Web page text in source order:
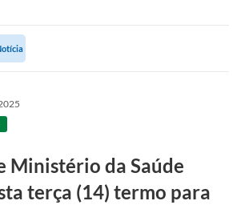
Ministério da Saúde
terça (14) termo para